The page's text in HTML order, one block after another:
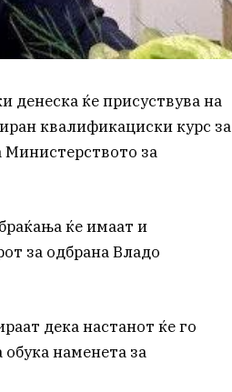
ќе присуствува на
квалификациски курс за
за
ќе имаат и
за одбрана Владо
дека настанот ќе го
наменета за